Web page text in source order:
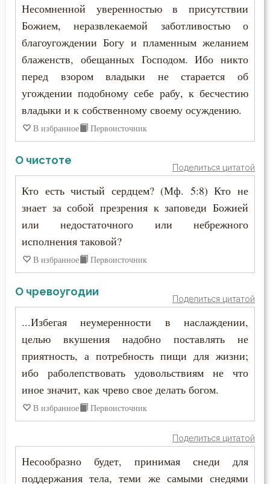
Несомненной уверенностью в присутствии
Божием, неразвлекаемой заботливостью о
благоугождении Богу и пламенным желанием
блаженств, обещанных Господом. Ибо никто
перед взором владыки не старается об
угождении подобному себе рабу, к бесчестию
владыки и к собственному своему осуждению.
В избранное Первоисточник
О чистоте
Поделиться цитатой
Кто есть чистый сердцем? (Мф. 5:8) Кто не
знает за собой презрения к заповеди Божией
или недостаточного или небрежного
исполнения таковой?
В избранное Первоисточник
О чревоугодии
Поделиться цитатой
...Избегая неумеренности в наслаждении,
целью вкушения надобно поставлять не
приятность, а потребность пищи для жизни;
ибо раболепствовать удовольствиям не что
иное значит, как чрево свое делать богом.
В избранное Первоисточник
Поделиться цитатой
Несообразно будет, принимая снеди для
поддержания тела, теми же самыми снедями